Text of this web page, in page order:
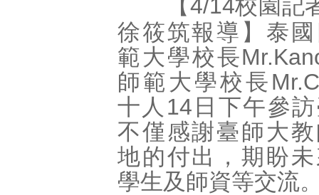
【4/14校園記
徐筱筑報導】泰
範大學校長
師範大學校長
十人14日下午參
不僅感謝臺師大
地的付出，期盼
學生及師資等交流